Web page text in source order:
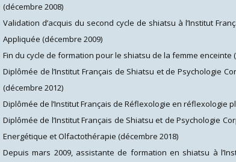
(décembre 2008)
Validation d’acquis du second cycle de shiatsu à l’Institut
Appliquée (décembre 2009)
Fin du cycle de formation pour le shiatsu de la femme enceinte
Diplômée de l’Institut Français de Shiatsu et de Psychologie
(décembre 2012)
Diplômée de l’Institut Français de Réflexologie en réflexologie
Diplômée de l’Institut Français de Shiatsu et de Psychologie
Energétique et Olfactothérapie (décembre 2018)
Depuis mars 2009, assistante de formation en shiatsu à l’